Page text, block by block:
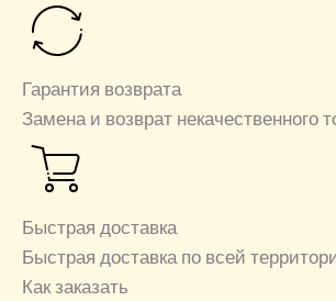
Гарантия возврата
Замена и возврат некачественного
Быстрая доставка
Быстрая доставка по всей
Как заказать